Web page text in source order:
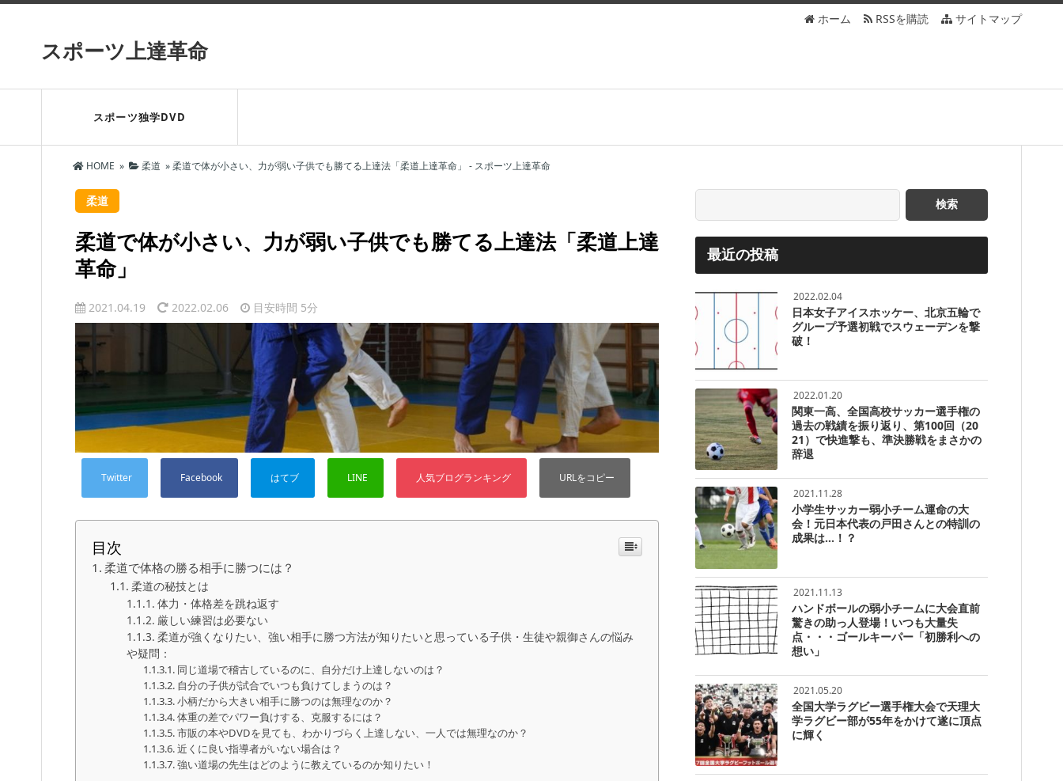
サイトマップ
RSSを購読
ホーム
スポーツ上達革命
スポーツ独学DVD
HOME » 柔道 »柔道で体が小さい、力が弱い子供でも勝てる上達法「柔道上達革命」 - スポーツ上達革命
柔道
柔道で体が小さい、力が弱い子供でも勝てる上達法「柔道上達
革命」
2021.04.19 2022.02.06 目安時間 5分
目次
柔道で体格の勝る相手に勝つには？
柔道の秘技とは
体力・体格差を跳ね返す
厳しい練習は必要ない
柔道が強くなりたい、強い相手に勝つ方法が知りたいと思っている子供・生徒や親御さんの悩み
や疑問：
同じ道場で稽古しているのに、自分だけ上達しないのは？
自分の子供が試合でいつも負けてしまうのは？
小柄だから大きい相手に勝つのは無理なのか？
体重の差でパワー負けする、克服するには？
市販の本やDVDを見ても、わかりづらく上達しない、一人では無理なのか？
近くに良い指導者がいない場合は？
強い道場の先生はどのように教えているのか知りたい！
最近の投稿
2022.02.04
日本女子アイスホッケー、北京五輪で
グループ予選初戦でスウェーデンを撃
破！
2022.01.20
関東一高、全国高校サッカー選手権の
過去の戦績を振り返り、第100回（20
21）で快進撃も、準決勝戦をまさかの
辞退
2021.11.28
小学生サッカー弱小チーム運命の大
会！元日本代表の戸田さんとの特訓の
成果は…！？
2021.11.13
ハンドボールの弱小チームに大会直前
驚きの助っ人登場！いつも大量失
点・・・ゴールキーパー「初勝利への
想い」
2021.05.20
全国大学ラグビー選手権大会で天理大
学ラグビー部が55年をかけて遂に頂点
に輝く